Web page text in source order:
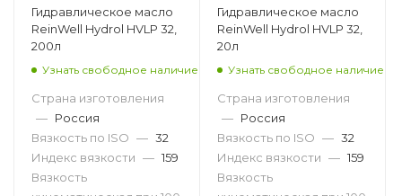
Гидравлическое масло
ReinWell Hydrol HVLP 32,
200л
Узнать свободное наличие
Страна изготовления
— Россия
Вязкость по ISO — 32
Индекс вязкости — 159
Вязкость
Гидравлическое масло
ReinWell Hydrol HVLP 32,
20л
Узнать свободное наличие
Страна изготовления
— Россия
Вязкость по ISO — 32
Индекс вязкости — 159
Вязкость